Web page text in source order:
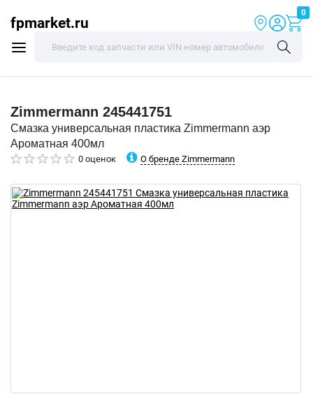
fpmarket.ru
0
Zimmermann 245441751
Смазка универсальная пластика Zimmermann аэр
Ароматная 400мл
0 оценок О бренде Zimmermann